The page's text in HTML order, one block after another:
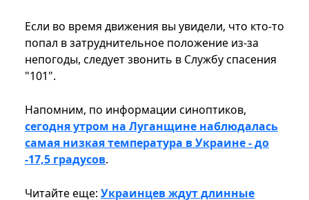
Если во время движения вы увидели, что кто-то
попал в затруднительное положение из-за
непогоды, следует звонить в Службу спасения
"101".
Напомним, по информации синоптиков,
сегодня утром на Луганщине наблюдалась
самая низкая температура в Украине - до
-17,5 градусов.
Читайте еще: Украинцев ждут длинные